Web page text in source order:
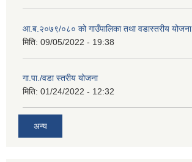
आ.ब.२०७९/०८० को गाउँपालिका तथा वडास्तरीय योजना
मिति: 09/05/2022 - 19:38
गा.पा./वडा स्तरीय योजना
मिति: 01/24/2022 - 12:32
अन्य